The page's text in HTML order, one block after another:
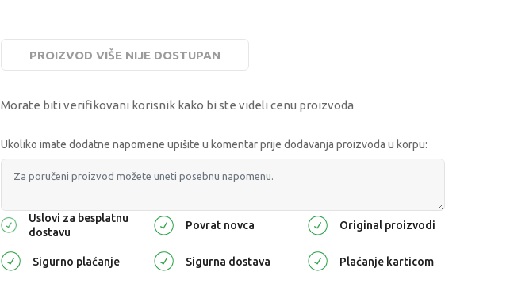
PROIZVOD VIŠE NIJE DOSTUPAN
Morate biti verifikovani korisnik kako bi ste videli cenu proizvoda
Ukoliko imate dodatne napomene upišite u komentar prije dodavanja proizvoda u korpu:
Uslovi za besplatnu
dostavu
Povrat novca Original proizvodi
Sigurno plaćanje Sigurna dostava Plaćanje karticom